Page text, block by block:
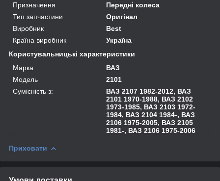
Призначення
Передні колеса
Тип запчастини
Оригінал
Виробник
Best
Країна виробник
Україна
Користувальницькі характеристики
Марка
ВАЗ
Модель
2101
Сумісність з:
ВАЗ 2107 1982-2012, ВАЗ
2101 1970-1988, ВАЗ 2102
1973-1985, ВАЗ 2103 1972-
1984, ВАЗ 2104 1984-, ВАЗ
2106 1975-2005, ВАЗ 2105
1981-, ВАЗ 2106 1975-2006
Приховати